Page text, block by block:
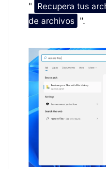
"
Recupera tus
de archivos
".